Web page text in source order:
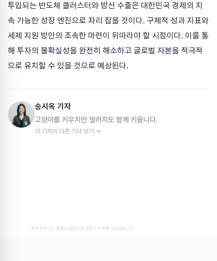
투입되는 반도체 클러스터와 방산 수출은 대한민국 경제의 지
속 가능한 성장 엔진으로 자리 잡을 것이다. 구체적 성과 지표와
세제 지원 방안의 조속한 마련이 뒤따라야 할 시점이다. 이를 통
해 투자의 불확실성을 완전히 해소하고 글로벌 자본을 적극적
으로 유치할 수 있을 것으로 예상된다.
송시옥 기자
고양이를 키우지만 알러지도 함께 키웁니다.
이 기자의 다른 기사 보기 →
쿠팡 파트너스 활동의 일환으로 일정 수수료를 제공받습니다